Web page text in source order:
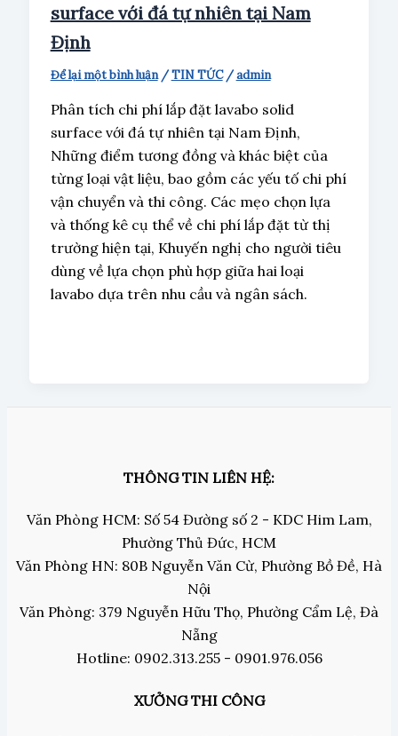
surface với đá tự nhiên tại Nam
Định
Để lại một bình luận /TIN TỨC/admin
Phân tích chi phí lắp đặt lavabo solid
surface với đá tự nhiên tại Nam Định,
Những điểm tương đồng và khác biệt của
từng loại vật liệu, bao gồm các yếu tố chi phí
vận chuyển và thi công. Các mẹo chọn lựa
và thống kê cụ thể về chi phí lắp đặt từ thị
trường hiện tại, Khuyến nghị cho người tiêu
dùng về lựa chọn phù hợp giữa hai loại
lavabo dựa trên nhu cầu và ngân sách.
THÔNG TIN LIÊN HỆ:
Văn Phòng HCM: Số 54 Đường số 2 - KDC Him Lam,
Phường Thủ Đức, HCM
Văn Phòng HN: 80B Nguyễn Văn Cừ, Phường Bồ Đề, Hà
Nội
Văn Phòng: 379 Nguyễn Hữu Thọ, Phường Cẩm Lệ, Đà
Nẵng
Hotline: 0902.313.255 - 0901.976.056
XƯỞNG THI CÔNG